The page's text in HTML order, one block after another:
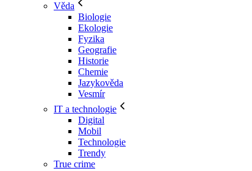
Věda
Biologie
Ekologie
Fyzika
Geografie
Historie
Chemie
Jazykověda
Vesmír
IT a technologie
Digital
Mobil
Technologie
Trendy
True crime